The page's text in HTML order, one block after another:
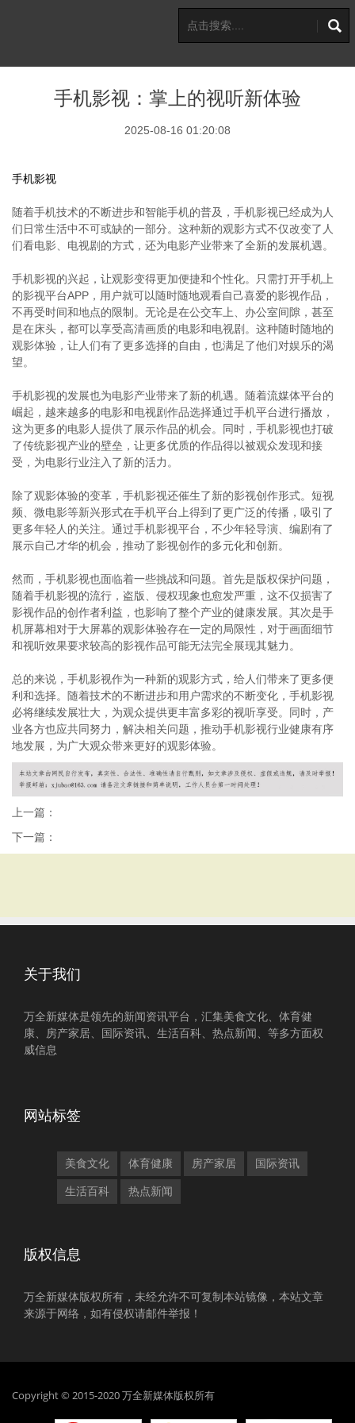
手机影视：掌上的视听新体验
2025-08-16 01:20:08
手机影视
随着手机技术的不断进步和智能手机的普及，手机影视已经成为人
们日常生活中不可或缺的一部分。这种新的观影方式不仅改变了人
们看电影、电视剧的方式，还为电影产业带来了全新的发展机遇。
手机影视的兴起，让观影变得更加便捷和个性化。只需打开手机上
的影视平台APP，用户就可以随时随地观看自己喜爱的影视作品，
不再受时间和地点的限制。无论是在公交车上、办公室间隙，甚至
是在床头，都可以享受高清画质的电影和电视剧。这种随时随地的
观影体验，让人们有了更多选择的自由，也满足了他们对娱乐的渴
望。
手机影视的发展也为电影产业带来了新的机遇。随着流媒体平台的
崛起，越来越多的电影和电视剧作品选择通过手机平台进行播放，
这为更多的电影人提供了展示作品的机会。同时，手机影视也打破
了传统影视产业的壁垒，让更多优质的作品得以被观众发现和接
受，为电影行业注入了新的活力。
除了观影体验的变革，手机影视还催生了新的影视创作形式。短视
频、微电影等新兴形式在手机平台上得到了更广泛的传播，吸引了
更多年轻人的关注。通过手机影视平台，不少年轻导演、编剧有了
展示自己才华的机会，推动了影视创作的多元化和创新。
然而，手机影视也面临着一些挑战和问题。首先是版权保护问题，
随着手机影视的流行，盗版、侵权现象也愈发严重，这不仅损害了
影视作品的创作者利益，也影响了整个产业的健康发展。其次是手
机屏幕相对于大屏幕的观影体验存在一定的局限性，对于画面细节
和视听效果要求较高的影视作品可能无法完全展现其魅力。
总的来说，手机影视作为一种新的观影方式，给人们带来了更多便
利和选择。随着技术的不断进步和用户需求的不断变化，手机影视
必将继续发展壮大，为观众提供更丰富多彩的视听享受。同时，产
业各方也应共同努力，解决相关问题，推动手机影视行业健康有序
地发展，为广大观众带来更好的观影体验。
上一篇：
下一篇：
关于我们
万全新媒体是领先的新闻资讯平台，汇集美食文化、体育健
康、房产家居、国际资讯、生活百科、热点新闻、等多方面权
威信息
网站标签
美食文化 体育健康 房产家居 国际资讯
生活百科 热点新闻
版权信息
万全新媒体版权所有，未经允许不可复制本站镜像，本站文章
来源于网络，如有侵权请邮件举报！
Copyright © 2015-2020 万全新媒体版权所有